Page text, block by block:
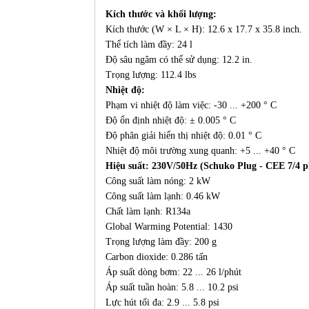
Kích thước và khối lượng:
Kích thước (W × L × H): 12.6 x 17.7 x 35.8 inch.
Thể tích làm đầy: 24 l
Độ sâu ngâm có thể sử dụng: 12.2 in.
Trọng lượng: 112.4 lbs
Nhiệt độ:
Phạm vi nhiệt độ làm việc: -30 ... +200 ° C
Độ ổn định nhiệt độ: ± 0.005 ° C
Độ phân giải hiển thị nhiệt độ: 0.01 ° C
Nhiệt độ môi trường xung quanh: +5 ... +40 ° C
Hiệu suất: 230V/50Hz (Schuko Plug - CEE 7/4
Công suất làm nóng: 2 kW
Công suất làm lạnh: 0.46 kW
Chất làm lạnh: R134a
Global Warming Potential: 1430
Trọng lượng làm đầy: 200 g
Carbon dioxide: 0.286 tấn
Áp suất dòng bơm: 22 ... 26 l/phút
Áp suất tuần hoàn: 5.8 ... 10.2 psi
Lực hút tối đa: 2.9 ... 5.8 psi